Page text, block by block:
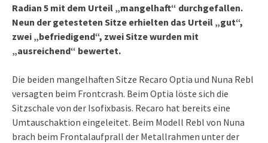
Radian 5 mit dem Urteil „mangelhaft“ durchgefallen.
Neun der getesteten Sitze erhielten das Urteil „gut“,
zwei „befriedigend“, zwei Sitze wurden mit
„ausreichend“ bewertet.
Die beiden mangelhaften Sitze Recaro Optia und Nuna Rebl
versagten beim Frontcrash. Beim Optia löste sich die
Sitzschale von der Isofixbasis. Recaro hat bereits eine
Umtauschaktion eingeleitet. Beim Modell Rebl von Nuna
brach beim Frontalaufprall der Metallrahmen unter der